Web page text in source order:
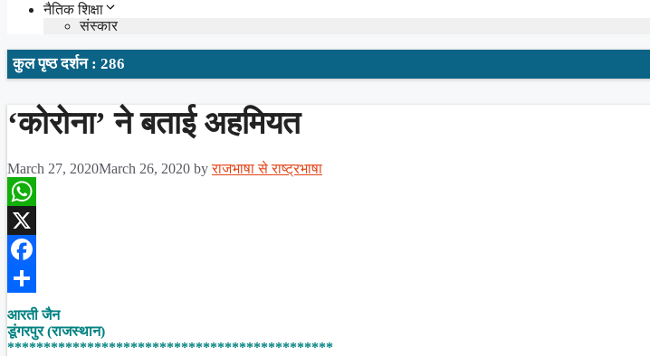
नैतिक शिक्षा
संस्कार
कुल पृष्ठ दर्शन : 286
‘कोरोना’ ने बताई अहमियत
March 27, 2020March 26, 2020 byराजभाषा से राष्ट्रभाषा
WhatsApp
X
Facebook
Share
आरती जैन
डूंगरपुर (राजस्थान)
*********************************************